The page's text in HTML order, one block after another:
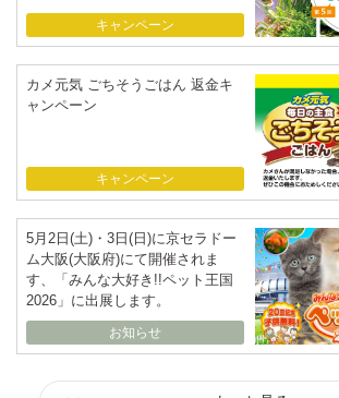
キャンペーン
カメ元気 ごちそうごはん 返金キ
ャンペーン
キャンペーン
5月2日(土)・3日(日)に京セラドー
ム大阪(大阪府)にて開催されま
す、「みんな大好き!!ペット王国
2026」に出展します。
お知らせ